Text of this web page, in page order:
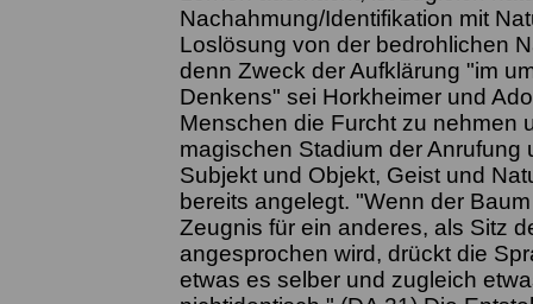
Nachahmung/Identifikation mit
Loslösung von der bedrohlichen
denn Zweck der Aufklärung "im
Denkens" sei Horkheimer und
Menschen die Furcht zu nehmen
magischen Stadium der
Subjekt und Objekt, Geist und
bereits angelegt. "Wenn der
Zeugnis für ein anderes, als Sitz
angesprochen wird, drückt die
etwas es selber und zugleich